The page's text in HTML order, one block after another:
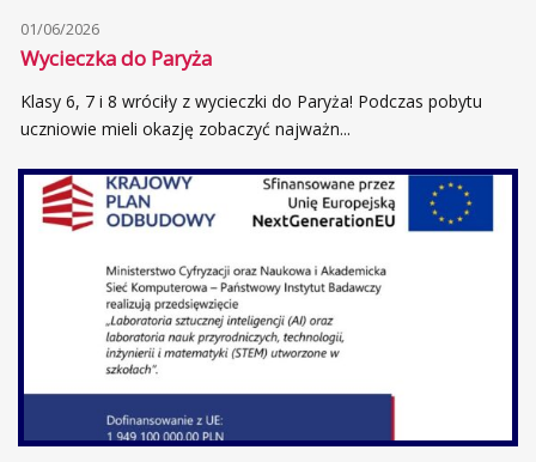
01/06/2026
Wycieczka do Paryża
Klasy 6, 7 i 8 wróciły z wycieczki do Paryża! Podczas pobytu
uczniowie mieli okazję zobaczyć najważn...